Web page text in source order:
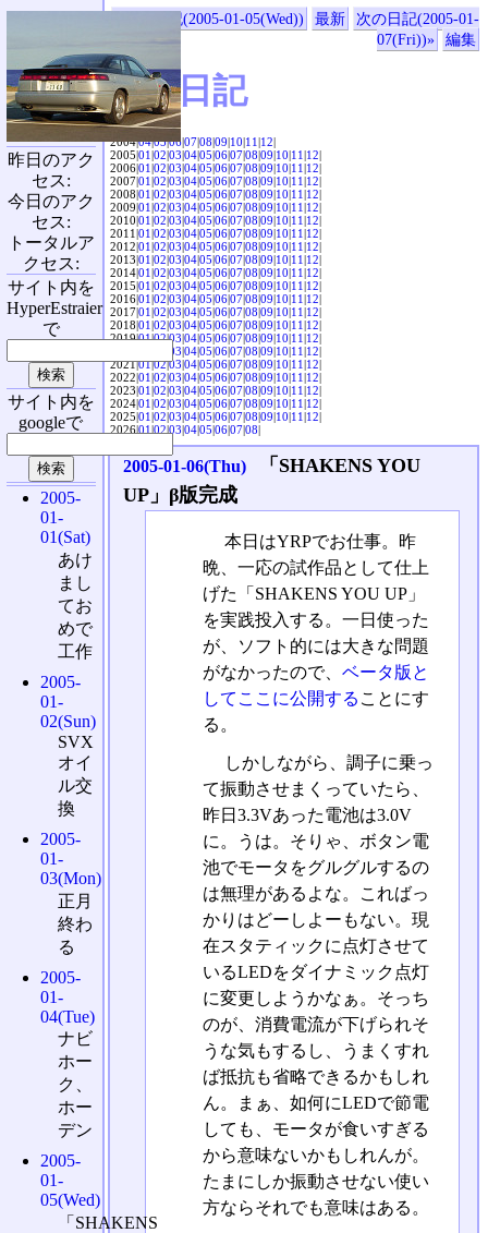
«前の日記(2005-01-05(Wed)) 最新
次の日記(2005-01-
07(Fri))»
編集
SVX日記
2004|04|05|06|07|08|09|10|11|12|
2005|01|02|03|04|05|06|07|08|09|10|11|12|
2006|01|02|03|04|05|06|07|08|09|10|11|12|
2007|01|02|03|04|05|06|07|08|09|10|11|12|
2008|01|02|03|04|05|06|07|08|09|10|11|12|
2009|01|02|03|04|05|06|07|08|09|10|11|12|
2010|01|02|03|04|05|06|07|08|09|10|11|12|
2011|01|02|03|04|05|06|07|08|09|10|11|12|
2012|01|02|03|04|05|06|07|08|09|10|11|12|
2013|01|02|03|04|05|06|07|08|09|10|11|12|
2014|01|02|03|04|05|06|07|08|09|10|11|12|
2015|01|02|03|04|05|06|07|08|09|10|11|12|
2016|01|02|03|04|05|06|07|08|09|10|11|12|
2017|01|02|03|04|05|06|07|08|09|10|11|12|
2018|01|02|03|04|05|06|07|08|09|10|11|12|
2019|01|02|03|04|05|06|07|08|09|10|11|12|
03|04|05|06|07|08|09|10|11|12|
2021|01|02|03|04|05|06|07|08|09|10|11|12|
2022|01|02|03|04|05|06|07|08|09|10|11|12|
2023|01|02|03|04|05|06|07|08|09|10|11|12|
2024|01|02|03|04|05|06|07|08|09|10|11|12|
2025|01|02|03|04|05|06|07|08|09|10|11|12|
2026|01|02|03|04|05|06|07|08|
2005-01-06(Thu)
「SHAKENS YOU
UP」β版完成
本日はYRPでお仕事。昨
晩、一応の試作品として仕上
げた「SHAKENS YOU UP」
を実践投入する。一日使った
が、ソフト的には大きな問題
がなかったので、 ベータ版と
してここに公開する ことにす
る。
しかしながら、調子に乗っ
て振動させまくっていたら、
昨日3.3Vあった電池は3.0V
に。うは。そりゃ、ボタン電
池でモータをグルグルするの
は無理があるよな。こればっ
かりはどーしよーもない。現
在スタティックに点灯させて
いるLEDをダイナミック点灯
に変更しようかなぁ。そっち
のが、消費電流が下げられそ
うな気もするし、うまくすれ
ば抵抗も省略できるかもしれ
ん。まぁ、如何にLEDで節電
しても、モータが食いすぎる
から意味ないかもしれんが。
たまにしか振動させない使い
方ならそれでも意味はある。
昨日のアク
セス:
今日のアク
セス:
トータルア
クセス:
サイト内を
HyperEstraier
で
サイト内を
googleで
2005-
01-
01(Sat)
あけ
まし
てお
めで
工作
2005-
01-
02(Sun)
SVX
オイ
ル交
換
2005-
01-
03(Mon)
正月
終わ
る
2005-
01-
04(Tue)
ナビ
ホー
ク、
ホー
デン
2005-
01-
05(Wed)
「SHAKENS